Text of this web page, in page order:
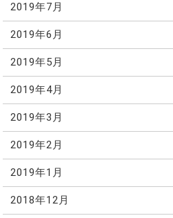
2019年7月
2019年6月
2019年5月
2019年4月
2019年3月
2019年2月
2019年1月
2018年12月